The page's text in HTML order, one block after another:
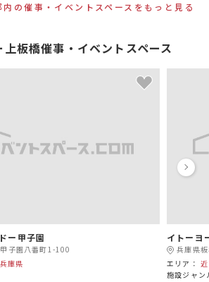
内の催事・イベントスペースをもっと見る
板橋催事・イベントスペース
ー甲子園
子園八番町1-100
兵庫県
イトーヨ
兵庫県
エリア：
施設ジャン